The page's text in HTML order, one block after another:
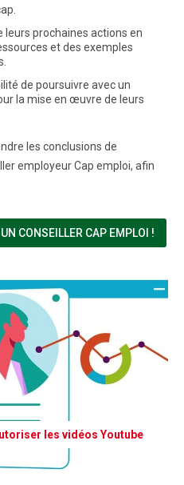
leurs prochaines actions en
et des exemples
de poursuivre avec un
la mise en œuvre de leurs
les conclusions de
employeur Cap emploi, afin
CONSEILLER CAP EMPLOI !
les vidéos Youtube